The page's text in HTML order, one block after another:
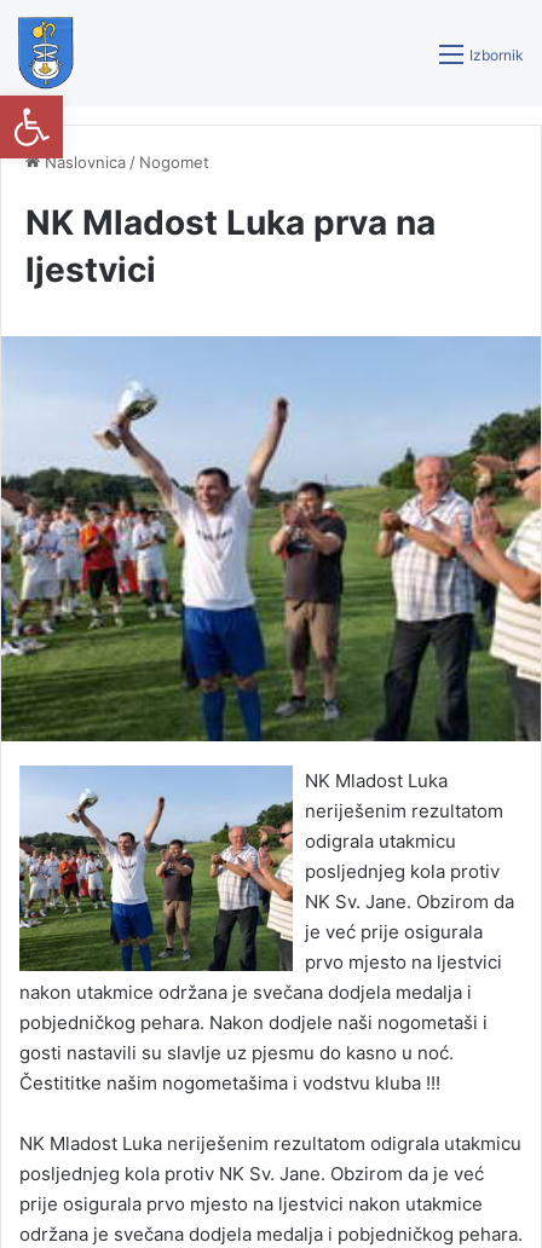
Izbornik
Naslovnica / Nogomet
NK Mladost Luka prva na
ljestvici
NK Mladost Luka
neriješenim rezultatom
odigrala utakmicu
posljednjeg kola protiv
NK Sv. Jane. Obzirom da
je već prije osigurala
prvo mjesto na ljestvici
nakon utakmice održana je svečana dodjela medalja i
pobjedničkog pehara. Nakon dodjele naši nogometaši i
gosti nastavili su slavlje uz pjesmu do kasno u noć.
Čestititke našim nogometašima i vodstvu kluba !!!
NK Mladost Luka neriješenim rezultatom odigrala utakmicu
posljednjeg kola protiv NK Sv. Jane. Obzirom da je već
prije osigurala prvo mjesto na ljestvici nakon utakmice
održana je svečana dodjela medalja i pobjedničkog pehara.
Open toolbar